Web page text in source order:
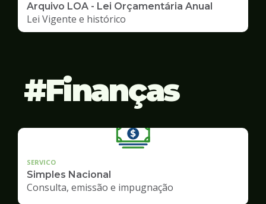
Arquivo LOA - Lei Orçamentária Anual
Lei Vigente e histórico
Finanças
SERVICO
Simples Nacional
Consulta, emissão e impugnação